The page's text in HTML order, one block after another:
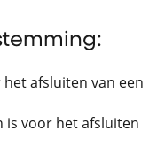
afsluiten van een
is voor het afsluiten